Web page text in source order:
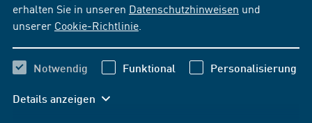
erhalten Sie in unseren Datenschutzhinweisen und
unserer Cookie-Richtlinie
Notwendig Funktional Personalisierung
Details anzeigen